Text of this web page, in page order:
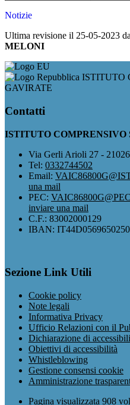
Notizie
Ultima revisione il 25-05-2023 da
MELONI
ISTITUTO
GAVIRATE
Contatti
ISTITUTO
Via Gerli Arioli 27 -
Tel: 0332744502
Email:
una mail
PEC:
inviare una mail
C.F.: 83002000129
IBAN:
Sezione Link Utili
Cookie policy
Note legali
Informativa Privacy
Ufficio Relazioni con il
Dichiarazione di
Obiettivi di accessibilità
Whistleblowing
Gestione consensi cookie
Amministrazione
Pagina visualizzata 908